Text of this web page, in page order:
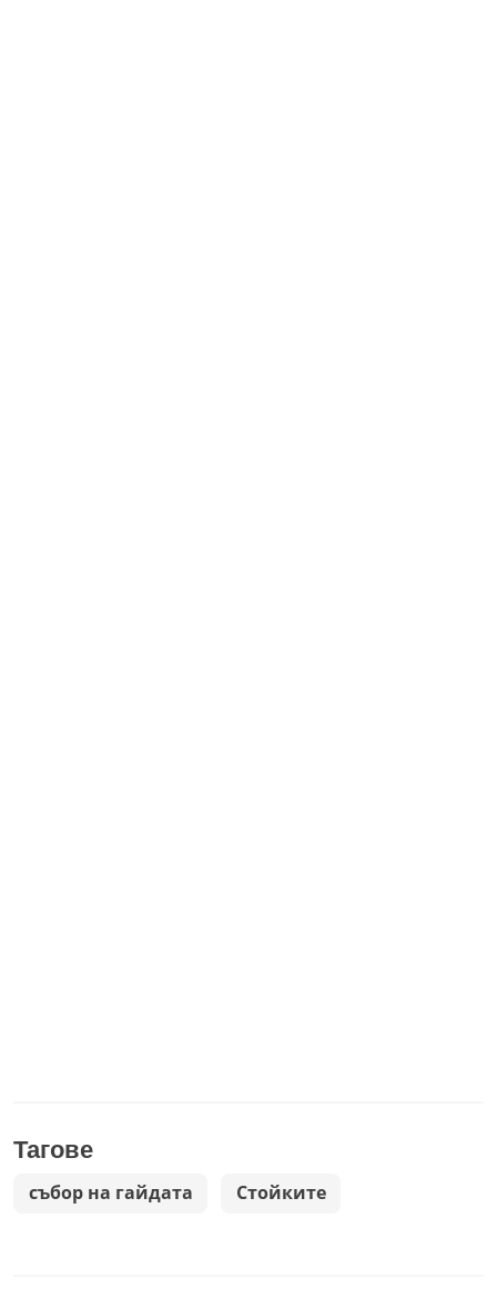
Тагове
събор на гайдата Стойките